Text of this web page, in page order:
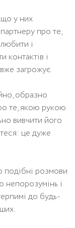
у них
про те,
і
контактів і
загрожує.
образно
те, якою рукою
вивчити його
це дуже
подібні розмови
непорозумінь і
до будь-